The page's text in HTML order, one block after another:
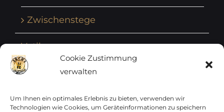
Cookie Zustimmung
verwalten
Um Ihnen ein optimales Erlebnis zu bieten, verwenden wir
Technologien wie Cookies, um Geräteinformationen zu speichern
Zwischenstege
Vatikan
Vereinte Nationen
Vorphilatelie